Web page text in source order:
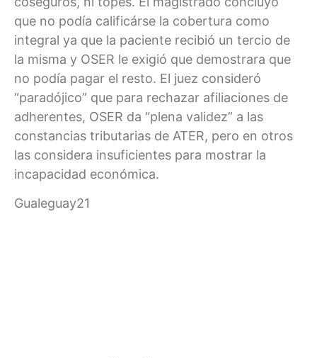
que no podía calificárse la cobertura como
integral ya que la paciente recibió un tercio de
la misma y OSER le exigió que demostrara que
no podía pagar el resto. El juez consideró
“paradójico” que para rechazar afiliaciones de
adherentes, OSER da “plena validez” a las
constancias tributarias de ATER, pero en otros
las considera insuficientes para mostrar la
incapacidad económica.
Gualeguay21